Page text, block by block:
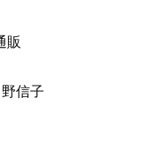
販
信子